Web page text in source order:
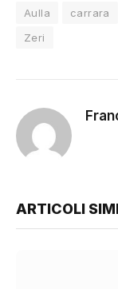
Aulla carrara
Zeri
ARTICOLI